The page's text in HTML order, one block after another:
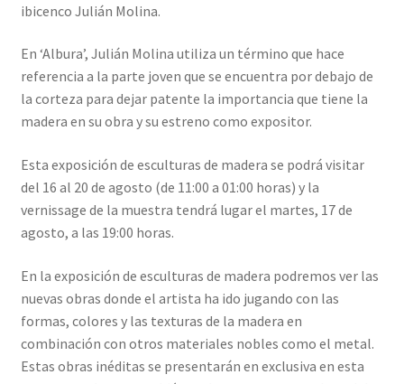
ibicenco Julián Molina.
En ‘Albura’, Julián Molina utiliza un término que hace
referencia a la parte joven que se encuentra por debajo de
la corteza para dejar patente la importancia que tiene la
madera en su obra y su estreno como expositor.
Esta exposición de esculturas de madera se podrá visitar
del 16 al 20 de agosto (de 11:00 a 01:00 horas) y la
vernissage de la muestra tendrá lugar el martes, 17 de
agosto, a las 19:00 horas.
En la exposición de esculturas de madera podremos ver las
nuevas obras donde el artista ha ido jugando con las
formas, colores y las texturas de la madera en
combinación con otros materiales nobles como el metal.
Estas obras inéditas se presentarán en exclusiva en esta